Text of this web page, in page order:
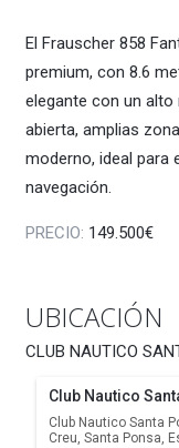
El Frauscher 858
premium, con 8.6
elegante con un
abierta, amplias
moderno, ideal para
navegación.
PRECIO: 149.500€
UBICACIÓN
CLUB NAUTICO
Club Nautico
Club Nautico Santa
Creu, Santa Ponsa,